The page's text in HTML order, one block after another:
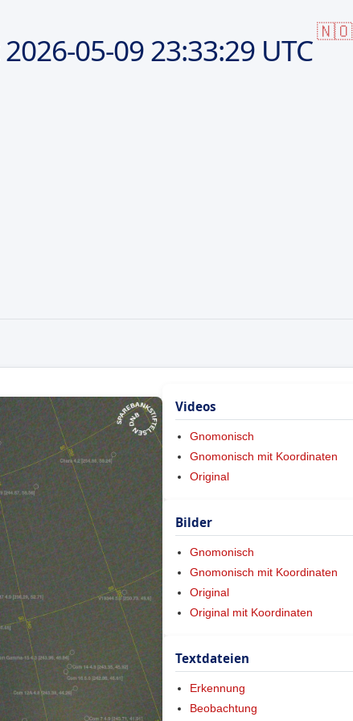
🇳🇴
2026-05-0923:33:29 UTC
Videos
Gnomonisch
Gnomonisch mit Koordinaten
Original
Bilder
Gnomonisch
Gnomonisch mit Koordinaten
Original
Original mit Koordinaten
Textdateien
Erkennung
Beobachtung